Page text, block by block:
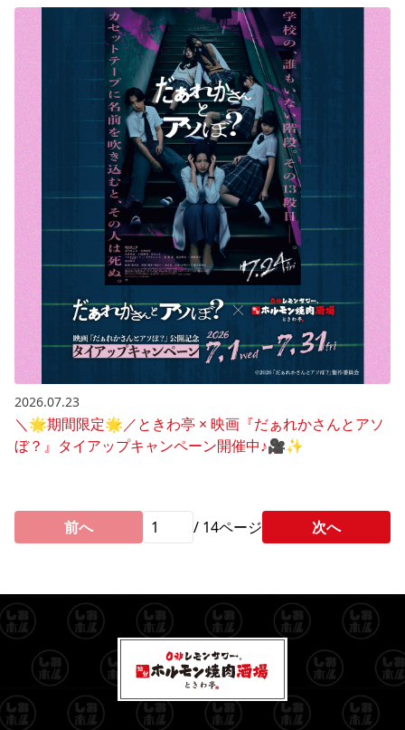
2026.07.23
＼🌟期間限定🌟／ときわ亭 × 映画『だぁれかさんとアソ
ぼ？』タイアップキャンペーン開催中♪🎥✨
前へ / 14ページ 次へ